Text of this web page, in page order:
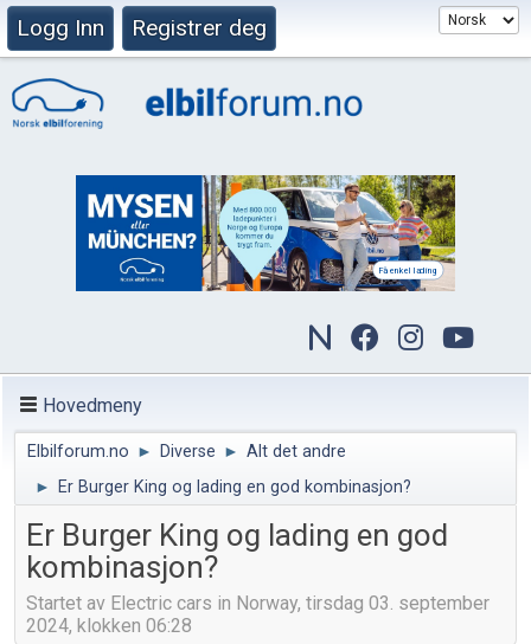
Logg Inn Registrer deg
Hovedmeny
Elbilforum.no ► Diverse ► Alt det andre
►
Er Burger King og lading en god kombinasjon?
Er Burger King og lading en god
kombinasjon?
Startet av Electric cars in Norway, tirsdag 03. september
2024, klokken 06:28